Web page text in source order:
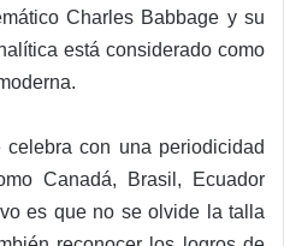
Charles Babbage y su
está considerado como
con una periodicidad
Canadá, Brasil, Ecuador
es que no se olvide la talla